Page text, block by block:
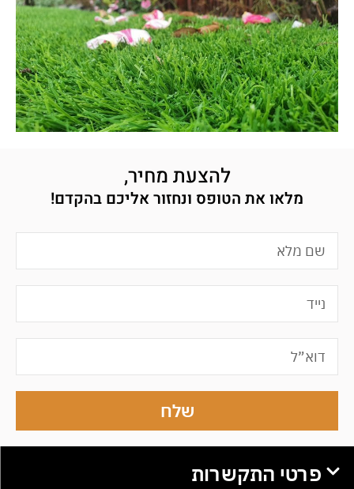
להצעת מחיר,
מלאו את הטופס ונחזור אליכם בהקדם!
שלח
פרטי התקשרות